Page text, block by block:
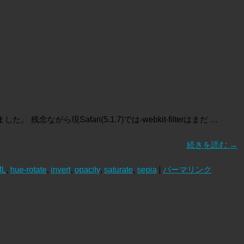
た。 残念ながら現Safari(5.1.7)では-webkit-filterはまだ …
続きを読む →
, hue-rotate, invert, opacity, saturate, sepia パーマリンク